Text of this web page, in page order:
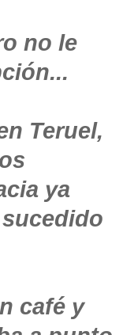
no le
Teruel,
ya
café y